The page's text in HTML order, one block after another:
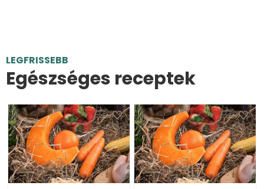
LEGFRISSEBB
Egészséges receptek